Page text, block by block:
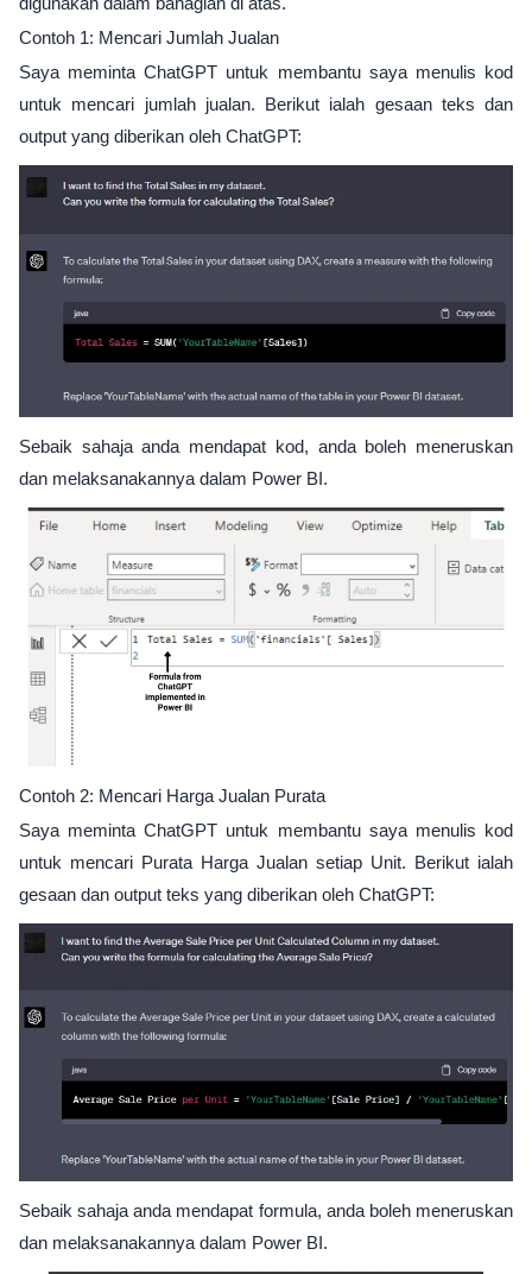
Contoh 1: Mencari Jumlah Jualan
Saya meminta ChatGPT untuk membantu saya menulis kod
untuk mencari jumlah jualan. Berikut ialah gesaan teks dan
output yang diberikan oleh ChatGPT:
Sebaik sahaja anda mendapat kod, anda boleh meneruskan
dan melaksanakannya dalam Power BI.
Contoh 2: Mencari Harga Jualan Purata
Saya meminta ChatGPT untuk membantu saya menulis kod
untuk mencari Purata Harga Jualan setiap Unit. Berikut ialah
gesaan dan output teks yang diberikan oleh ChatGPT:
Sebaik sahaja anda mendapat formula, anda boleh meneruskan
dan melaksanakannya dalam Power BI.